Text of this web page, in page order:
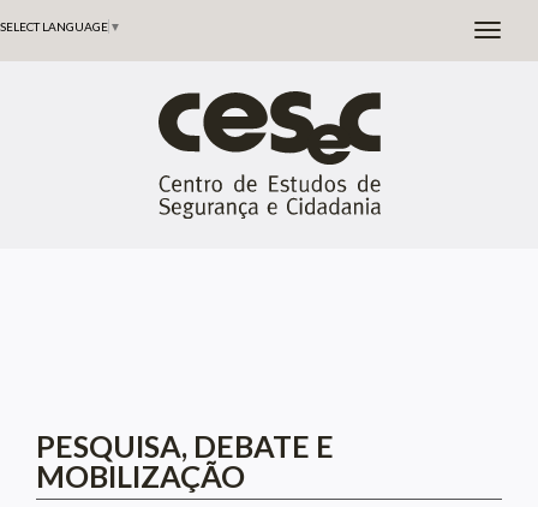
SELECT LANGUAGE ▼
PESQUISA, DEBATE E
MOBILIZAÇÃO